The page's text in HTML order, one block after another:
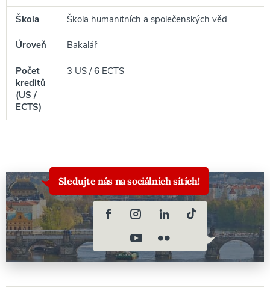
Škola Škola humanitních a společenských věd
Úroveň Bakalář
Počet
kreditů
(US /
ECTS)
3 US / 6 ECTS
Sledujte nás na sociálních sítích!